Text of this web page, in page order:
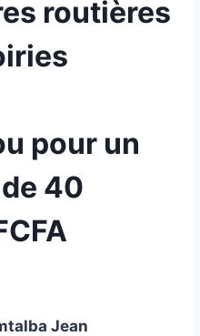
routières
pour un
40
Jean